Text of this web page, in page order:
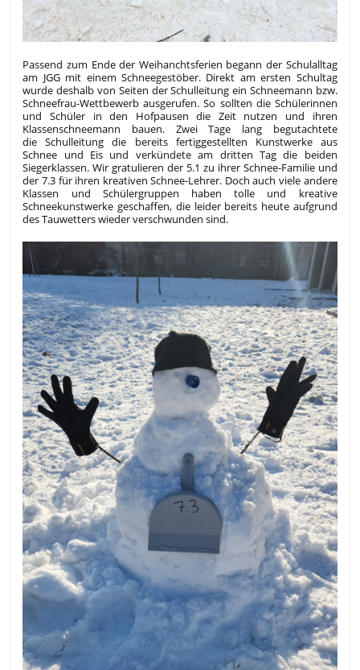
Passend zum Ende der Weihanchtsferien begann der Schulalltag
am JGG mit einem Schneegestöber. Direkt am ersten Schultag
wurde deshalb von Seiten der Schulleitung ein Schneemann bzw.
Schneefrau-Wettbewerb ausgerufen. So sollten die Schülerinnen
und Schüler in den Hofpausen die Zeit nutzen und ihren
Klassenschneemann bauen. Zwei Tage lang begutachtete
die Schulleitung die bereits fertiggestellten Kunstwerke aus
Schnee und Eis und verkündete am dritten Tag die beiden
Siegerklassen. Wir gratulieren der 5.1 zu ihrer Schnee-Familie und
der 7.3 für ihren kreativen Schnee-Lehrer. Doch auch viele andere
Klassen und Schülergruppen haben tolle und kreative
Schneekunstwerke geschaffen, die leider bereits heute aufgrund
des Tauwetters wieder verschwunden sind.